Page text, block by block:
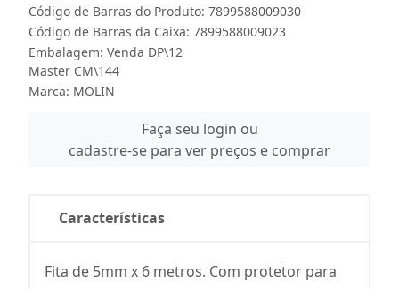
Código de Barras do Produto: 7899588009030
Código de Barras da Caixa: 7899588009023
Embalagem: Venda DP\12
Master CM\144
Marca: MOLIN
Faça seu login ou
cadastre-se para ver preços e comprar
Características
Fita de 5mm x 6 metros. Com protetor para